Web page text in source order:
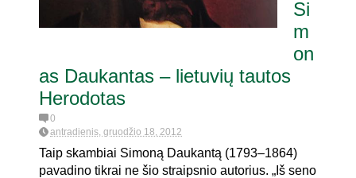
Si
m
on
as Daukantas – lietuvių tautos
Herodotas
0
antradienis, gruodžio 18, 2012
Taip skambiai Simoną Daukantą (1793–1864)
pavadino tikrai ne šio straipsnio autorius. „Iš seno